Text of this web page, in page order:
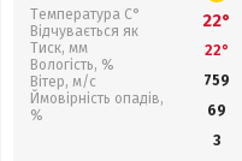
Температура С°
Відчувається як
Тиск, мм
Вологість, %
Вітер, м/с
Ймовірність опадів,
%
22°
22°
759
69
3